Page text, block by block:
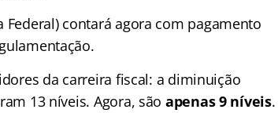
Federal) contará agora com pagamento
da carreira fiscal: a diminuição
13 níveis. Agora, são apenas 9 níveis.